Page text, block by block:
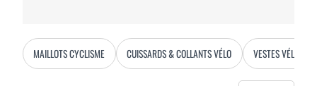
MAILLOTS CYCLISME CUISSARDS & COLLANTS VÉLO VESTES VÉLO